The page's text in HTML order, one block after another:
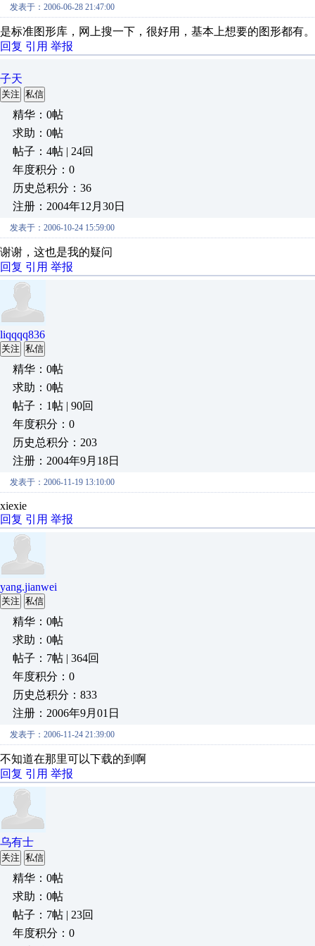
发表于：2006-06-28 21:47:00
是标准图形库，网上搜一下，很好用，基本上想要的图形都有。
回复 引用 举报
子天
关注 私信
精华：0帖
求助：0帖
帖子：4帖 | 24回
年度积分：0
历史总积分：36
注册：2004年12月30日
发表于：2006-10-24 15:59:00
谢谢，这也是我的疑问
回复 引用 举报
liqqqq836
关注 私信
精华：0帖
求助：0帖
帖子：1帖 | 90回
年度积分：0
历史总积分：203
注册：2004年9月18日
发表于：2006-11-19 13:10:00
xiexie
回复 引用 举报
yang.jianwei
关注 私信
精华：0帖
求助：0帖
帖子：7帖 | 364回
年度积分：0
历史总积分：833
注册：2006年9月01日
发表于：2006-11-24 21:39:00
不知道在那里可以下载的到啊
回复 引用 举报
乌有士
关注 私信
精华：0帖
求助：0帖
帖子：7帖 | 23回
年度积分：0